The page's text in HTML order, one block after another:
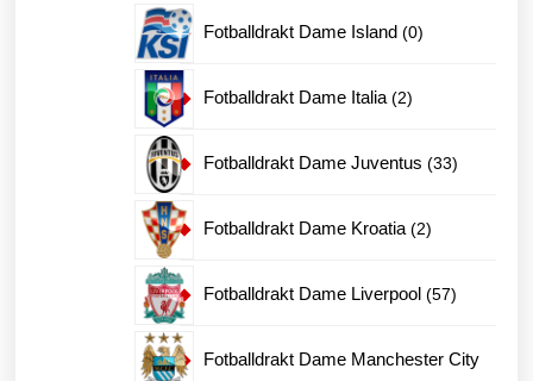
Fotballdrakt Dame Island 00
Fotballdrakt Dame Italia 22
Fotballdrakt Dame Juventus 3333
Fotballdrakt Dame Kroatia 22
Fotballdrakt Dame Liverpool 5757
Fotballdrakt Dame Manchester City